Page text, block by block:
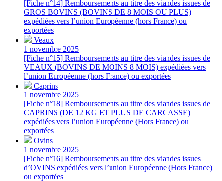
[Fiche n°14] Remboursements au titre des viandes issues de
GROS BOVINS (BOVINS DE 8 MOIS OU PLUS)
expédiées vers l’union Européenne (hors France) ou
exportées
Veaux
1 novembre 2025
[Fiche n°15] Remboursements au titre des viandes issues de
VEAUX (BOVINS DE MOINS 8 MOIS) expédiées vers
l’union Européenne (hors France) ou exportées
Caprins
1 novembre 2025
[Fiche n°18] Remboursements au titre des viandes issues de
CAPRINS (DE 12 KG ET PLUS DE CARCASSE)
expédiées vers l’union Européenne (Hors France) ou
exportées
Ovins
1 novembre 2025
[Fiche n°16] Remboursements au titre des viandes issues
d’OVINS expédiées vers l’union Européenne (Hors France)
ou exportées